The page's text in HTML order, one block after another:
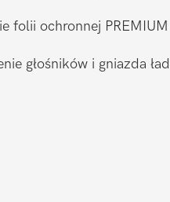
folii ochronnej
głośników i gniazda